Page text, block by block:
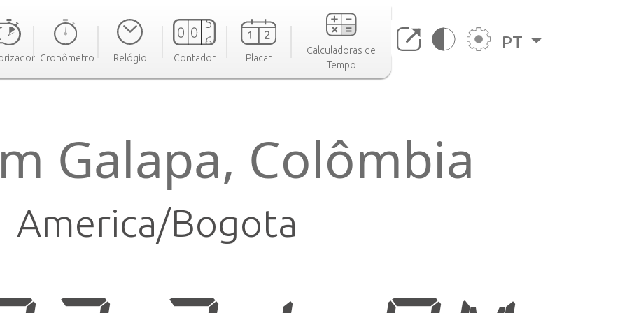
Cronômetro Relógio Contador Placar
Calculadoras de
Tempo
PT
Galapa, Colômbia
America/Bogota